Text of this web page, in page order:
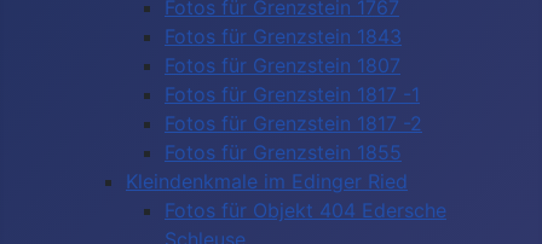
Fotos für Grenzstein 1767
Fotos für Grenzstein 1843
Fotos für Grenzstein 1807
Fotos für Grenzstein 1817 -1
Fotos für Grenzstein 1817 -2
Fotos für Grenzstein 1855
Kleindenkmale im Edinger Ried
Fotos für Objekt 404 Edersche
Schleuse